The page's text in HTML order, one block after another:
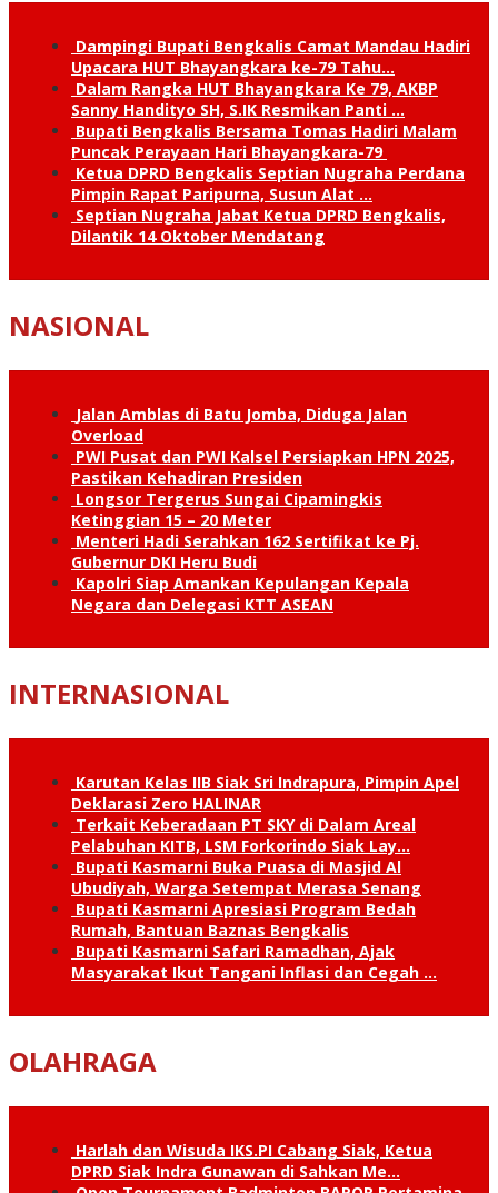
Dampingi Bupati Bengkalis Camat Mandau Hadiri
Upacara HUT Bhayangkara ke-79 Tahu…
Dalam Rangka HUT Bhayangkara Ke 79, AKBP
Sanny Handityo SH, S.IK Resmikan Panti …
Bupati Bengkalis Bersama Tomas Hadiri Malam
Puncak Perayaan Hari Bhayangkara-79
Ketua DPRD Bengkalis Septian Nugraha Perdana
Pimpin Rapat Paripurna, Susun Alat …
Septian Nugraha Jabat Ketua DPRD Bengkalis,
Dilantik 14 Oktober Mendatang
NASIONAL
Jalan Amblas di Batu Jomba, Diduga Jalan
Overload
PWI Pusat dan PWI Kalsel Persiapkan HPN 2025,
Pastikan Kehadiran Presiden
Longsor Tergerus Sungai Cipamingkis
Ketinggian 15 – 20 Meter
Menteri Hadi Serahkan 162 Sertifikat ke Pj.
Gubernur DKI Heru Budi
Kapolri Siap Amankan Kepulangan Kepala
Negara dan Delegasi KTT ASEAN
INTERNASIONAL
Karutan Kelas IIB Siak Sri Indrapura, Pimpin Apel
Deklarasi Zero HALINAR
Terkait Keberadaan PT SKY di Dalam Areal
Pelabuhan KITB, LSM Forkorindo Siak Lay…
Bupati Kasmarni Buka Puasa di Masjid Al
Ubudiyah, Warga Setempat Merasa Senang
Bupati Kasmarni Apresiasi Program Bedah
Rumah, Bantuan Baznas Bengkalis
Bupati Kasmarni Safari Ramadhan, Ajak
Masyarakat Ikut Tangani Inflasi dan Cegah …
OLAHRAGA
Harlah dan Wisuda IKS.PI Cabang Siak, Ketua
DPRD Siak Indra Gunawan di Sahkan Me…